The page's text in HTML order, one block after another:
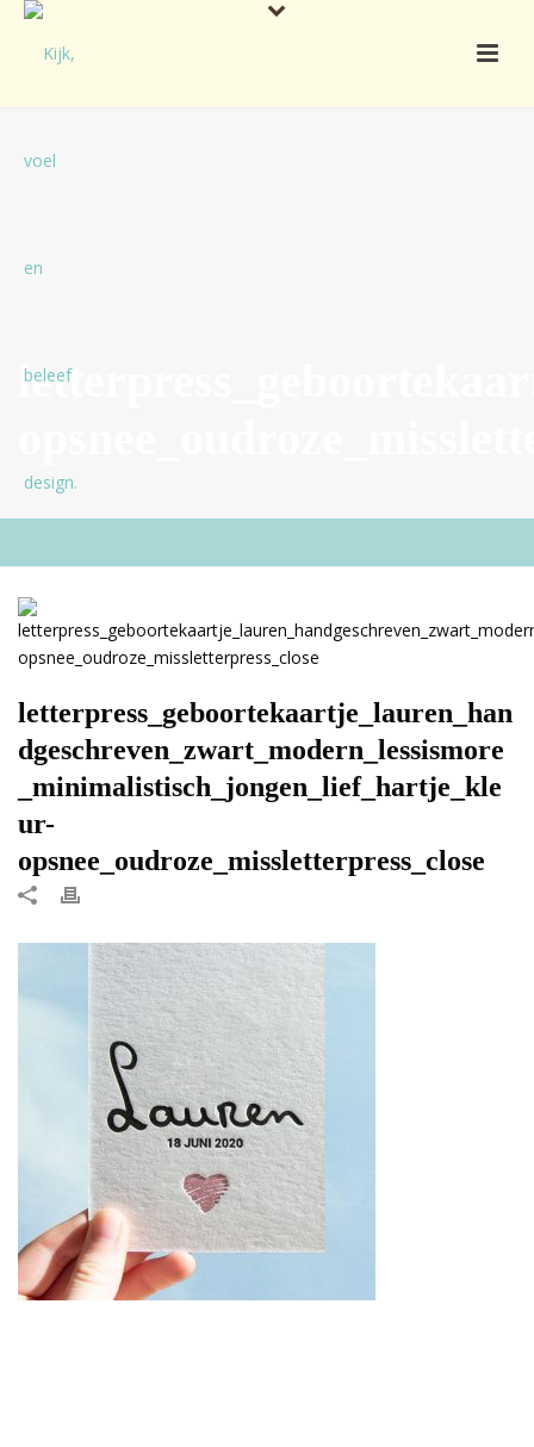
letterpress_geboortekaartje_lauren_han
dgeschreven_zwart_modern_lessismore
_minimalistisch_jongen_lief_hartje_kle
ur-
opsnee_oudroze_missletterpress_close